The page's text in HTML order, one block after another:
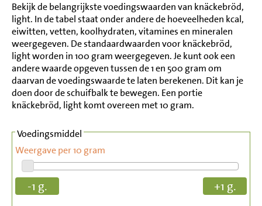
Bekijk de belangrijkste voedingswaarden van knäckebröd,
light. In de tabel staat onder andere de hoeveelheden kcal,
eiwitten, vetten, koolhydraten, vitamines en mineralen
weergegeven. De standaardwaarden voor knäckebröd,
light worden in 100 gram weergegeven. Je kunt ook een
andere waarde opgeven tussen de 1 en 500 gram om
daarvan de voedingswaarde te laten berekenen. Dit kan je
doen door de schuifbalk te bewegen. Een portie
knäckebröd, light komt overeen met 10 gram.
Voedingsmiddel
Weergave per 10 gram
-1 g. +1 g.